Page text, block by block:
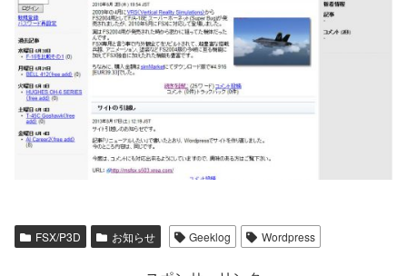
FSX/P3D お知らせ Geeklog Wordpress